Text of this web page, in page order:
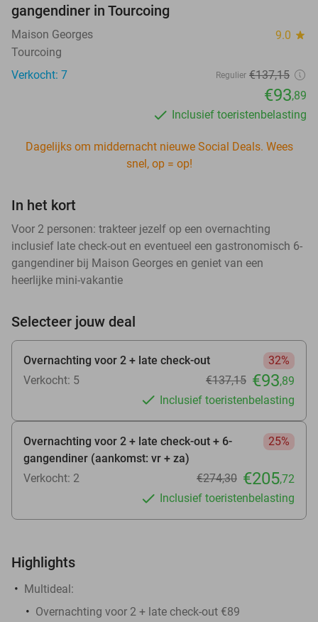
gangendiner in Tourcoing
Maison Georges 9.0 star
Tourcoing
Verkocht: 7
Regulier €137,15
€93,89
Inclusief toeristenbelasting
Dagelijks om middernacht nieuwe Social Deals. Wees
snel, op = op!
In het kort
Voor 2 personen: trakteer jezelf op een overnachting
inclusief late check-out en eventueel een gastronomisch 6-
gangendiner bij Maison Georges en geniet van een
heerlijke mini-vakantie
Selecteer jouw deal
Overnachting voor 2 + late check-out
32%
Verkocht: 5
€137,15 €93,89
Inclusief toeristenbelasting
Overnachting voor 2 + late check-out + 6-
gangendiner (aankomst: vr + za)
25%
Verkocht: 2 €274,30 €205,72
Inclusief toeristenbelasting
Highlights
Multideal:
Overnachting voor 2 + late check-out €89